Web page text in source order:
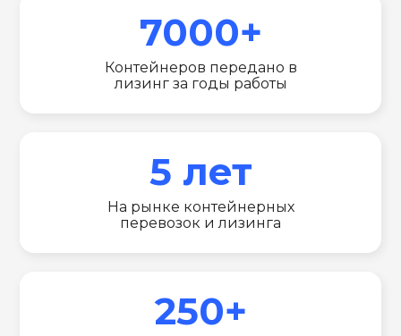
7000+
Контейнеров передано в
лизинг за годы работы
5 лет
На рынке контейнерных
перевозок и лизинга
250+